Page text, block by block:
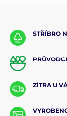
STŘÍBRO
ZÍTRA U